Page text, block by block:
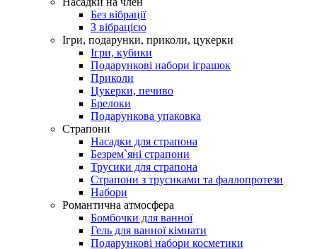
Без вібрації
З вібрацією
Ігри, подарунки, приколи, цукерки
Ігри, кубики
Подарункові набори іграшок
Приколи
Цукерки, печиво
Брелоки
Подарункова упаковка
Страпони
Насадки для страпона
Безрем`яні страпони
Трусики для страпона
Страпони з трусиками та фаллопротези
Набори
Романтична атмосфера
Бомбочки для ванної
Гель для ванної кімнати
Подарункові набори косметики